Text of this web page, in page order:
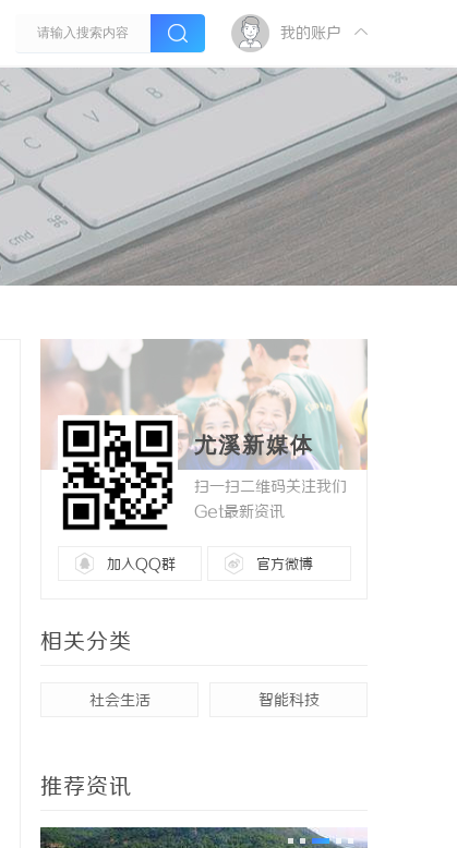
我的账户
尤溪新媒体
扫一扫二维码关注我们
Get最新资讯
加入QQ群 官方微博
相关分类
社会生活 智能科技
推荐资讯